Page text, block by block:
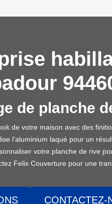
CONTACTEZ-
de planche
de votre maison avec des
l'aluminium laqué pour un
votre planche de rive
Felix Couverture pour une